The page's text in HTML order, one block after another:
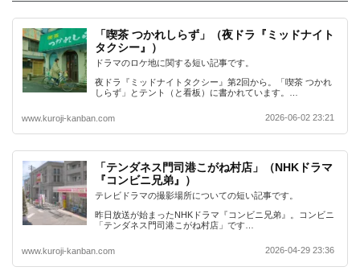
「喫茶 つかれしらず」（夜ドラ『ミッドナイト
タクシー』）
ドラマのロケ地に関する短い記事です。
夜ドラ『ミッドナイトタクシー』第2回から。「喫茶 つかれ
しらず」とテント（と看板）に書かれています。…
www.kuroji-kanban.com 2026-06-02 23:21
「テンダネス門司港こがね村店」（NHKドラマ
『コンビニ兄弟』）
テレビドラマの撮影場所についての短い記事です。
昨日放送が始まったNHKドラマ『コンビニ兄弟』。コンビニ
「テンダネス門司港こがね村店」です…
www.kuroji-kanban.com 2026-04-29 23:36